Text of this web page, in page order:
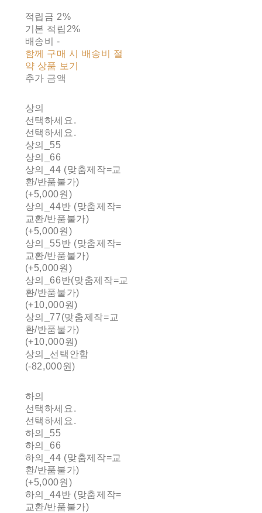
적립금 2%
기본 적립 2%
배송비-
함께 구매 시 배송비 절
약 상품 보기
추가 금액
상의
선택하세요.
선택하세요.
상의_55
상의_66
상의_44 (맞춤제작=교
환/반품불가)
(+5,000원)
상의_44반 (맞춤제작=
교환/반품불가)
(+5,000원)
상의_55반 (맞춤제작=
교환/반품불가)
(+5,000원)
상의_66반(맞춤제작=교
환/반품불가)
(+10,000원)
상의_77(맞춤제작=교
환/반품불가)
(+10,000원)
상의_선택안함
(-82,000원)
하의
선택하세요.
선택하세요.
하의_55
하의_66
하의_44 (맞춤제작=교
환/반품불가)
(+5,000원)
하의_44반 (맞춤제작=
교환/반품불가)